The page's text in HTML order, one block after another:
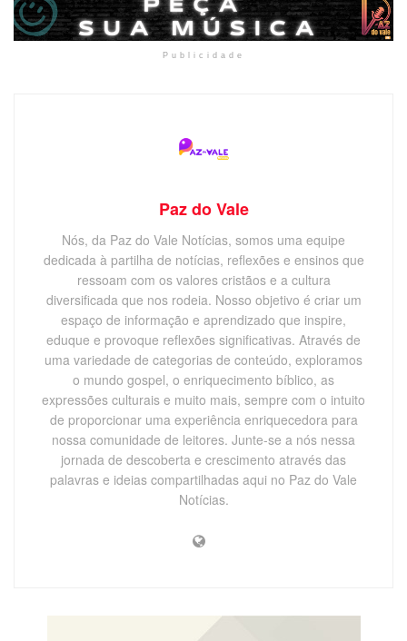
Publicidade
Paz do Vale
Nós, da Paz do Vale Notícias, somos uma equipe
dedicada à partilha de notícias, reflexões e ensinos que
ressoam com os valores cristãos e a cultura
diversificada que nos rodeia. Nosso objetivo é criar um
espaço de informação e aprendizado que inspire,
eduque e provoque reflexões significativas. Através de
uma variedade de categorias de conteúdo, exploramos
o mundo gospel, o enriquecimento bíblico, as
expressões culturais e muito mais, sempre com o intuito
de proporcionar uma experiência enriquecedora para
nossa comunidade de leitores. Junte-se a nós nessa
jornada de descoberta e crescimento através das
palavras e ideias compartilhadas aqui no Paz do Vale
Notícias.